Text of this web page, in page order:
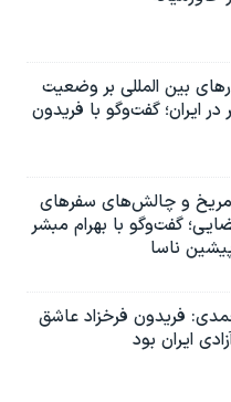
بین المللی بر وضعیت
ایران؛ گفت‌وگو با فریدون
و چالش‌های سفرهای
گفت‌وگو با بهرام مبشر
ناسا
فریدون فرخزاد عاشق
ایران بود